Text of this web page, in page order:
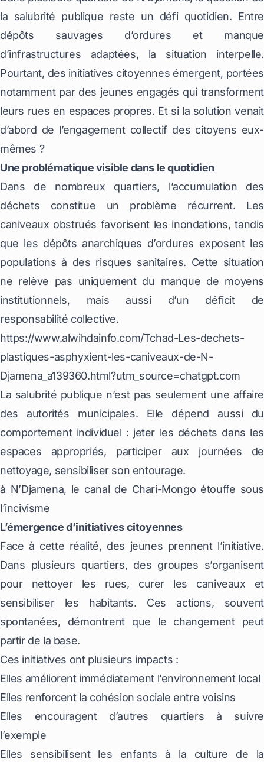
la salubrité publique reste un défi quotidien. Entre
dépôts sauvages d’ordures et manque
d’infrastructures adaptées, la situation interpelle.
Pourtant, des initiatives citoyennes émergent, portées
notamment par des jeunes engagés qui transforment
leurs rues en espaces propres. Et si la solution venait
d’abord de l’engagement collectif des citoyens eux-
mêmes ?
Une problématique visible dans le quotidien
Dans de nombreux quartiers, l’accumulation des
déchets constitue un problème récurrent. Les
caniveaux obstrués favorisent les inondations, tandis
que les dépôts anarchiques d’ordures exposent les
populations à des risques sanitaires. Cette situation
ne relève pas uniquement du manque de moyens
institutionnels, mais aussi d’un déficit de
responsabilité collective.
https://www.alwihdainfo.com/Tchad-Les-dechets-
plastiques-asphyxient-les-caniveaux-de-N-
Djamena_a139360.html?utm_source=chatgpt.com
La salubrité publique n’est pas seulement une affaire
des autorités municipales. Elle dépend aussi du
comportement individuel : jeter les déchets dans les
espaces appropriés, participer aux journées de
nettoyage, sensibiliser son entourage.
à ‎N’Djamena, le canal de Chari-Mongo étouffe sous
l’incivisme ‎
L’émergence d’initiatives citoyennes
Face à cette réalité, des jeunes prennent l’initiative.
Dans plusieurs quartiers, des groupes s’organisent
pour nettoyer les rues, curer les caniveaux et
sensibiliser les habitants. Ces actions, souvent
spontanées, démontrent que le changement peut
partir de la base.
Ces initiatives ont plusieurs impacts :
Elles améliorent immédiatement l’environnement local
Elles renforcent la cohésion sociale entre voisins
Elles encouragent d’autres quartiers à suivre
l’exemple
Elles sensibilisent les enfants à la culture de la